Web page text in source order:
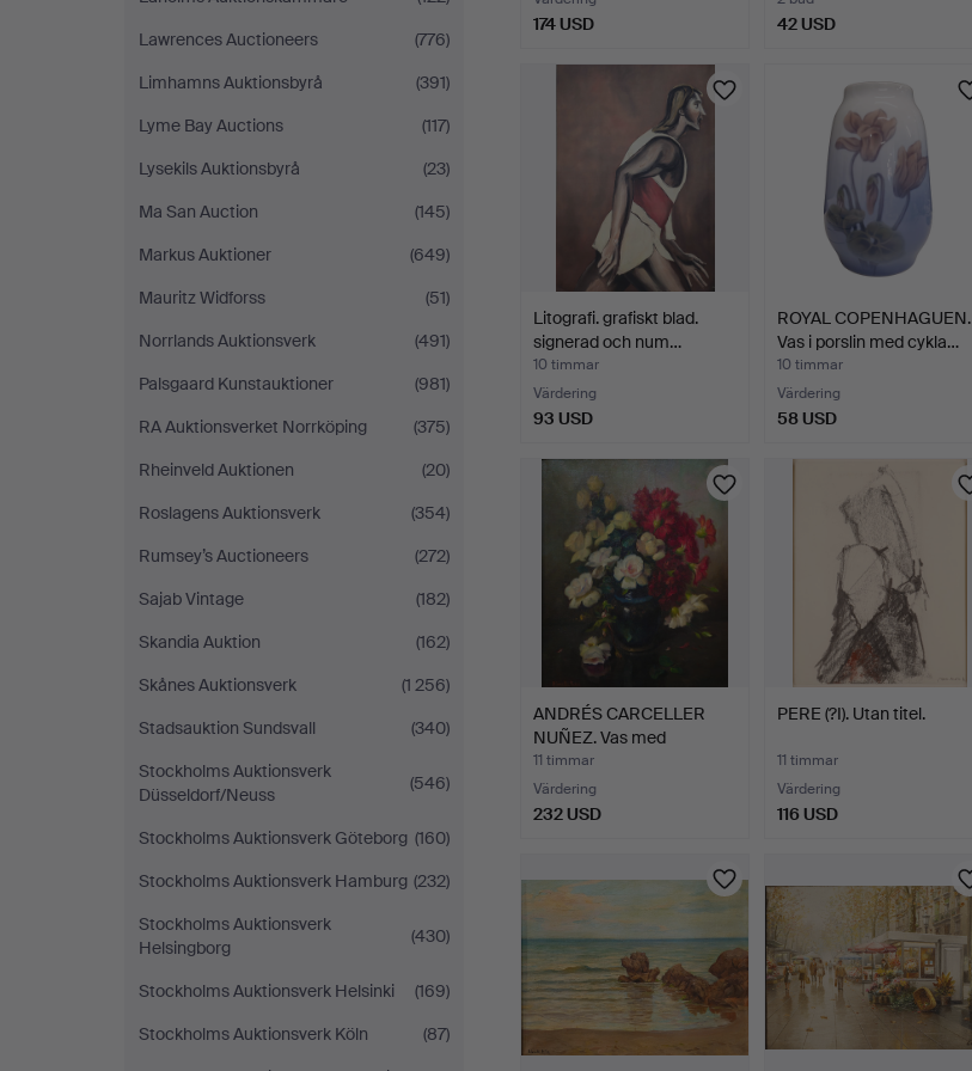
Lawrences Auctioneers
(776)
Limhamns Auktionsbyrå
(391)
Lyme Bay Auctions
(117)
Lysekils Auktionsbyrå
(23)
Ma San Auction
(145)
Markus Auktioner
(649)
Mauritz Widforss
(51)
Norrlands Auktionsverk
(491)
Palsgaard Kunstauktioner
(981)
RA Auktionsverket Norrköping
(375)
Rheinveld Auktionen
(20)
Roslagens Auktionsverk
(354)
Rumsey’s Auctioneers
(272)
Sajab Vintage
(182)
Skandia Auktion
(162)
Skånes Auktionsverk
(1 256)
Stadsauktion Sundsvall
(340)
Stockholms Auktionsverk
Düsseldorf/Neuss
(546)
Stockholms Auktionsverk Göteborg (160)
Stockholms Auktionsverk Hamburg (232)
Stockholms Auktionsverk
Helsingborg
(430)
Stockholms Auktionsverk Helsinki
(169)
Stockholms Auktionsverk Köln
(87)
174 USD 42 USD
Litografi. grafiskt blad.
signerad och num…
10 timmar
Värdering
93 USD
ROYAL COPENHAGUEN.
Vas i porslin med cykla…
10 timmar
Värdering
58 USD
ANDRÉS CARCELLER
NUÑEZ. Vas med
blommor.
11 timmar
Värdering
232 USD
PERE (?I). Utan titel.
11 timmar
Värdering
116 USD